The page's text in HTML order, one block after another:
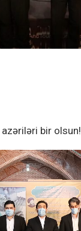
azəriləri bir olsun!